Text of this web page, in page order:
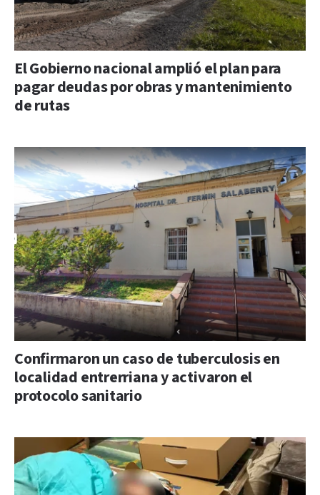
El Gobierno nacional amplió el plan para
pagar deudas por obras y mantenimiento
de rutas
Confirmaron un caso de tuberculosis en
localidad entrerriana y activaron el
protocolo sanitario